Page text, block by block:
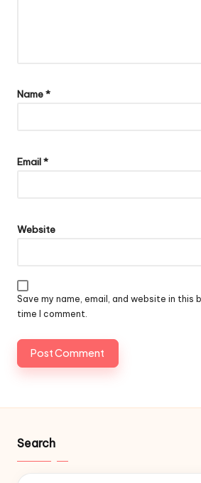
Name*
Email*
Website
Save my name, email, and website in
time I comment.
Search